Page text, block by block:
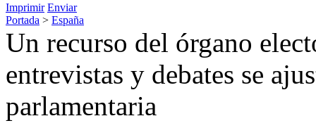
Imprimir Enviar
Portada > España
Un recurso del órgano
entrevistas y debates se
parlamentaria